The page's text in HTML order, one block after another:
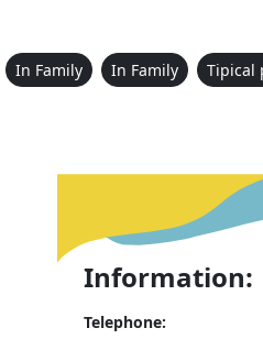
In Family In Family
Tipical
Information:
Telephone: